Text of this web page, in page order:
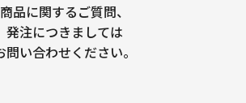
商品に関するご質問、
発注につきましては
問い合わせください。